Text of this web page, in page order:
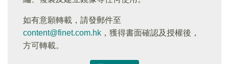
如有意願轉載，請發郵件至
content@finet.com.hk ，獲得書面確認及授權後，
方可轉載。